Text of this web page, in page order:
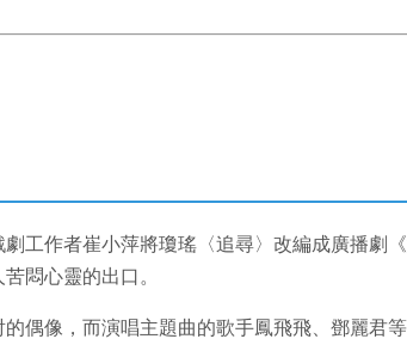
工作者崔小萍將瓊瑤〈追尋〉改編成廣播劇
悶心靈的出口。
偶像，而演唱主題曲的歌手鳳飛飛、鄧麗君等